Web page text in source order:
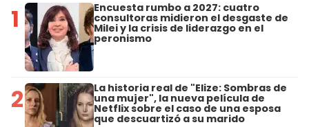
1 Encuesta rumbo a 2027: cuatro
consultoras midieron el desgaste de
Milei y la crisis de liderazgo en el
peronismo
2 La historia real de "Elize: Sombras de
una mujer", la nueva película de
Netflix sobre el caso de una esposa
que descuartizó a su marido